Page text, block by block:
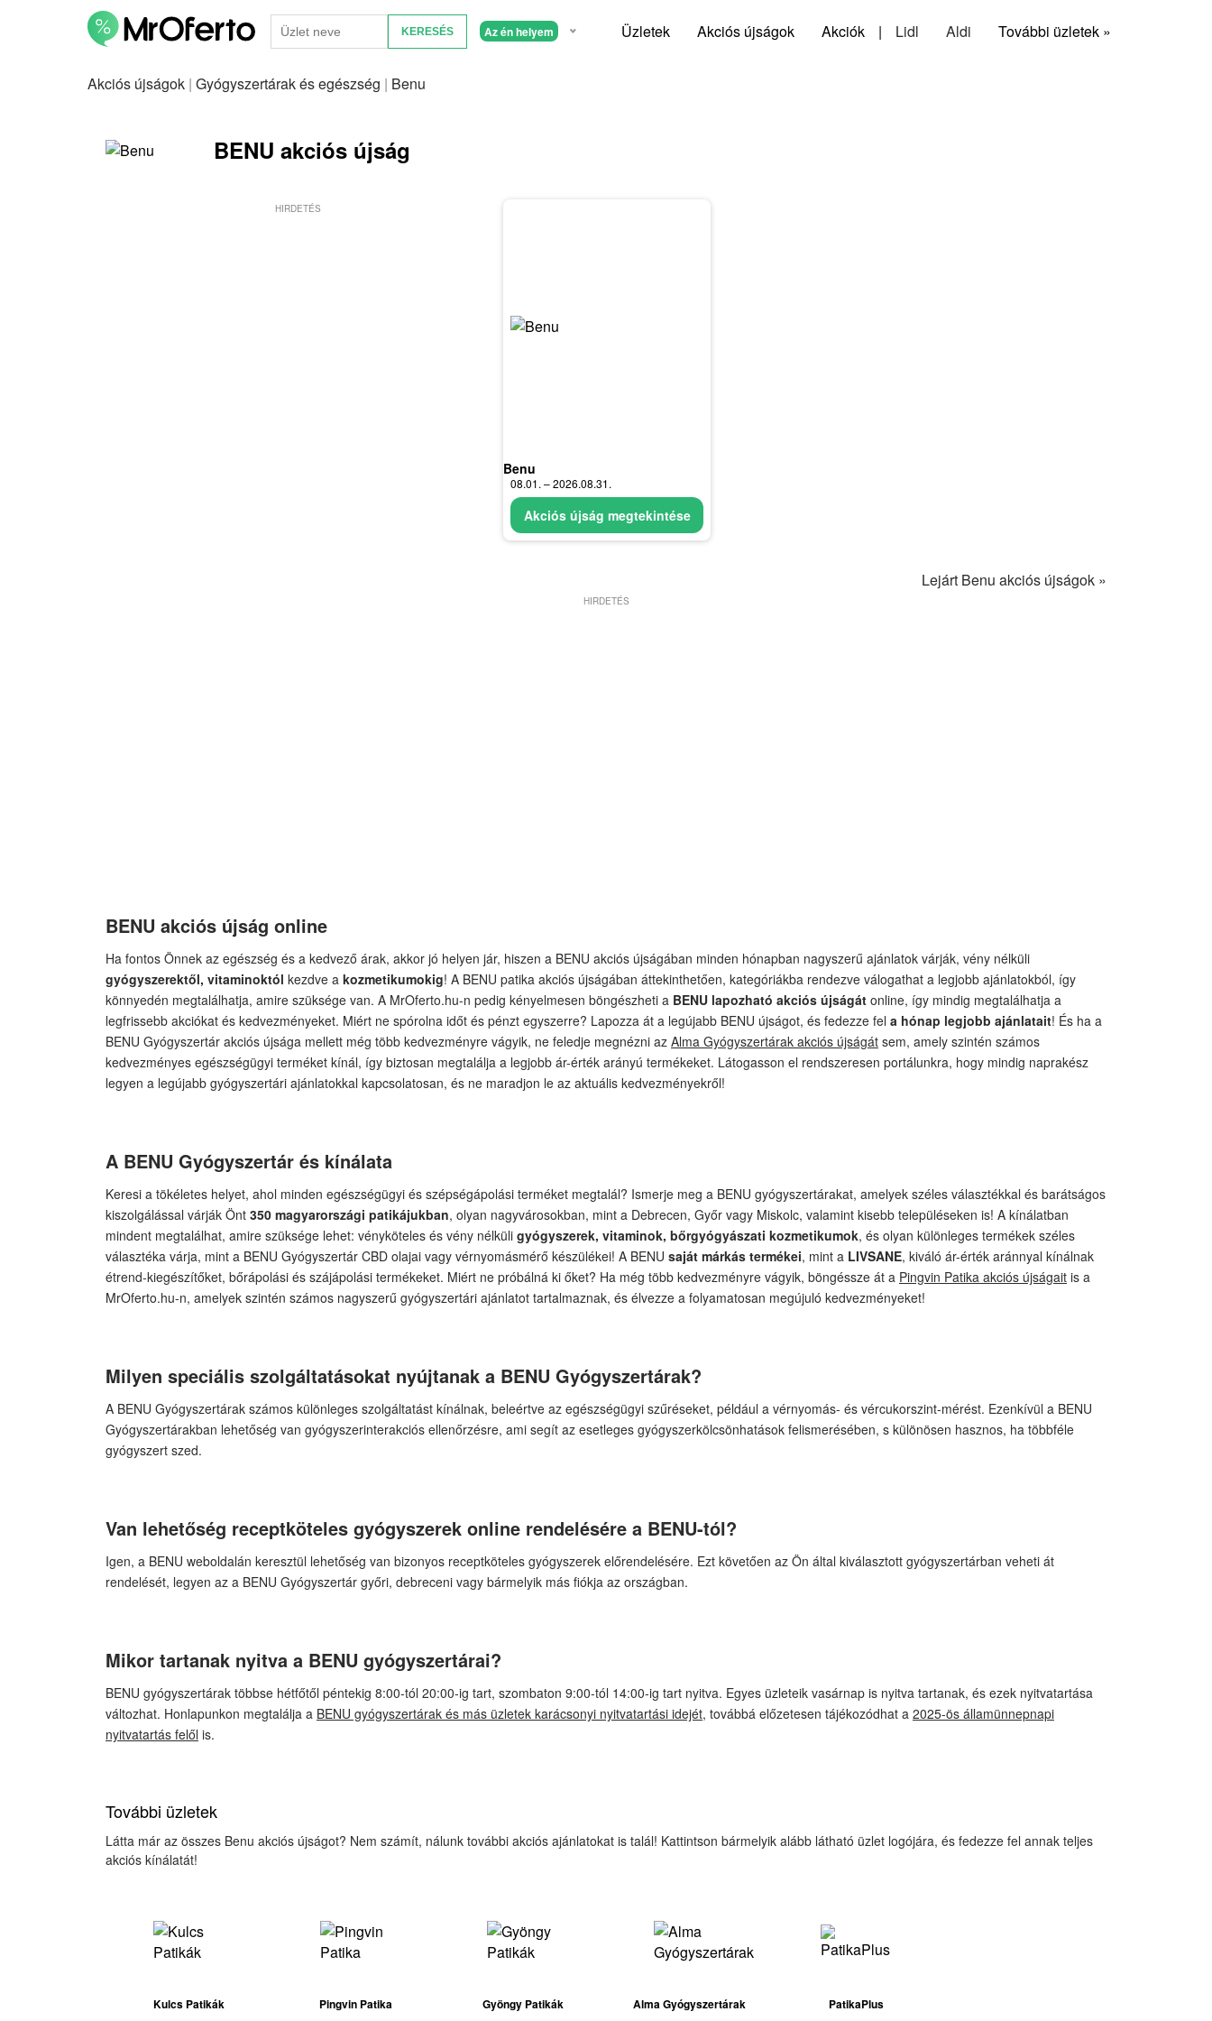
Az én helyem Üzletek Akciós újságok Akciók | Lidl Aldi További üzletek »
Akciós újságok | Gyógyszertárak és egészség | Benu
BENU akciós újság
HIRDETÉS
Benu
08.01. – 2026.08.31.
Akciós újság megtekintése
Lejárt Benu akciós újságok »
HIRDETÉS
BENU akciós újság online
Ha fontos Önnek az egészség és a kedvező árak, akkor jó helyen jár, hiszen a BENU akciós újságában minden hónapban nagyszerű ajánlatok várják, vény nélküli
gyógyszerektől, vitaminoktól kezdve a kozmetikumokig! A BENU patika akciós újságában áttekinthetően, kategóriákba rendezve válogathat a legjobb ajánlatokból, így
könnyedén megtalálhatja, amire szüksége van. A MrOferto.hu-n pedig kényelmesen böngészheti a BENU lapozható akciós újságát online, így mindig megtalálhatja a
legfrissebb akciókat és kedvezményeket. Miért ne spórolna időt és pénzt egyszerre? Lapozza át a legújabb BENU újságot, és fedezze fel a hónap legjobb ajánlatait! És ha a
BENU Gyógyszertár akciós újsága mellett még több kedvezményre vágyik, ne feledje megnézni az Alma Gyógyszertárak akciós újságát sem, amely szintén számos
kedvezményes egészségügyi terméket kínál, így biztosan megtalálja a legjobb ár-érték arányú termékeket. Látogasson el rendszeresen portálunkra, hogy mindig naprakész
legyen a legújabb gyógyszertári ajánlatokkal kapcsolatosan, és ne maradjon le az aktuális kedvezményekről!
A BENU Gyógyszertár és kínálata
Keresi a tökéletes helyet, ahol minden egészségügyi és szépségápolási terméket megtalál? Ismerje meg a BENU gyógyszertárakat, amelyek széles választékkal és barátságos
kiszolgálással várják Önt 350 magyarországi patikájukban, olyan nagyvárosokban, mint a Debrecen, Győr vagy Miskolc, valamint kisebb településeken is! A kínálatban
mindent megtalálhat, amire szüksége lehet: vényköteles és vény nélküli gyógyszerek, vitaminok, bőrgyógyászati kozmetikumok, és olyan különleges termékek széles
választéka várja, mint a BENU Gyógyszertár CBD olajai vagy vérnyomásmérő készülékei! A BENU saját márkás termékei, mint a LIVSANE, kiváló ár-érték aránnyal kínálnak
étrend-kiegészítőket, bőrápolási és szájápolási termékeket. Miért ne próbálná ki őket? Ha még több kedvezményre vágyik, böngéssze át a Pingvin Patika akciós újságait is a
MrOferto.hu-n, amelyek szintén számos nagyszerű gyógyszertári ajánlatot tartalmaznak, és élvezze a folyamatosan megújuló kedvezményeket!
Milyen speciális szolgáltatásokat nyújtanak a BENU Gyógyszertárak?
A BENU Gyógyszertárak számos különleges szolgáltatást kínálnak, beleértve az egészségügyi szűréseket, például a vérnyomás- és vércukorszint-mérést. Ezenkívül a BENU
Gyógyszertárakban lehetőség van gyógyszerinterakciós ellenőrzésre, ami segít az esetleges gyógyszerkölcsönhatások felismerésében, s különösen hasznos, ha többféle
gyógyszert szed.
Van lehetőség receptköteles gyógyszerek online rendelésére a BENU-tól?
Igen, a BENU weboldalán keresztül lehetőség van bizonyos receptköteles gyógyszerek előrendelésére. Ezt követően az Ön által kiválasztott gyógyszertárban veheti át
rendelését, legyen az a BENU Gyógyszertár győri, debreceni vagy bármelyik más fiókja az országban.
Mikor tartanak nyitva a BENU gyógyszertárai?
BENU gyógyszertárak többse hétfőtől péntekig 8:00-tól 20:00-ig tart, szombaton 9:00-tól 14:00-ig tart nyitva. Egyes üzleteik vasárnap is nyitva tartanak, és ezek nyitvatartása
változhat. Honlapunkon megtalálja a BENU gyógyszertárak és más üzletek karácsonyi nyitvatartási idejét, továbbá előzetesen tájékozódhat a 2025-ös államünnepnapi
nyitvatartás felől is.
További üzletek
Látta már az összes Benu akciós újságot? Nem számít, nálunk további akciós ajánlatokat is talál! Kattintson bármelyik alább látható üzlet logójára, és fedezze fel annak teljes
akciós kínálatát!
Kulcs Patikák Pingvin Patika Gyöngy Patikák Alma Gyógyszertárak PatikaPlus